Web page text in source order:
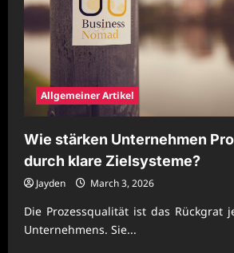
Allgemeiner Artikel
Wie stärken Unternehmen
durch klare Zielsysteme?
Jayden March 3, 2026
Die Prozessqualität ist das Rückgrat
Unternehmens. Sie...